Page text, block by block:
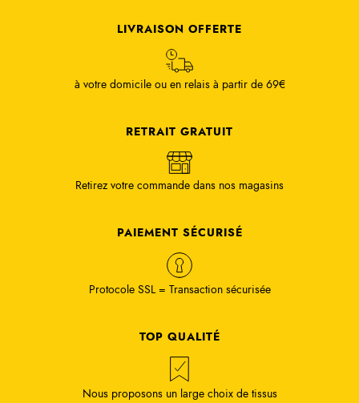
LIVRAISON OFFERTE
à votre domicile ou en relais à partir de 69€
RETRAIT GRATUIT
Retirez votre commande dans nos magasins
PAIEMENT SÉCURISÉ
Protocole SSL = Transaction sécurisée
TOP QUALITÉ
Nous proposons un large choix de tissus